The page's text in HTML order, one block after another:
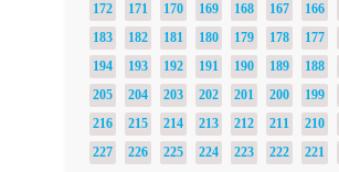
166
167
168
169
170
171
172
177
178
179
180
181
182
183
188
189
190
191
192
193
194
199
200
201
202
203
204
205
210
211
212
213
214
215
216
221
222
223
224
225
226
227